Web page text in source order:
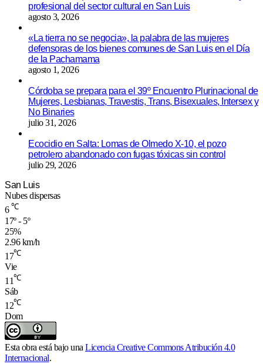
profesional del sector cultural en San Luis
agosto 3, 2026
«La tierra no se negocia», la palabra de las mujeres
defensoras de los bienes comunes de San Luis en el Día
de la Pachamama
agosto 1, 2026
Córdoba se prepara para el 39º Encuentro Plurinacional de
Mujeres, Lesbianas, Travestis, Trans, Bisexuales, Intersex y
No Binaries
julio 31, 2026
Ecocidio en Salta: Lomas de Olmedo X-10, el pozo
petrolero abandonado con fugas tóxicas sin control
julio 29, 2026
San Luis
Nubes dispersas
6 ℃
17º - 5º
25%
2.96 km/h
17℃
Vie
11℃
Sáb
12℃
Dom
Esta obra está bajo unaLicencia Creative Commons Atribución 4.0
Internacional.